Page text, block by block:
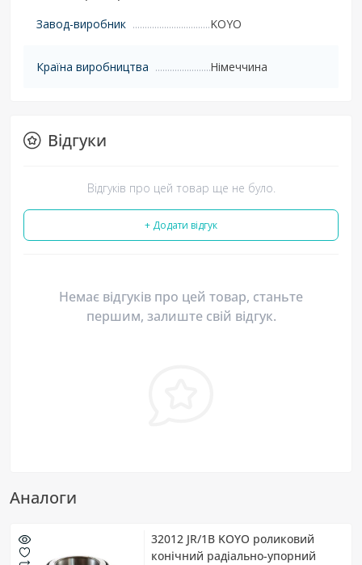
Завод-виробник
KOYO
Країна виробництва Німеччина
Відгуки
Відгуків про цей товар ще не було.
+ Додати відгук
Немає відгуків про цей товар, станьте
першим, залиште свій відгук.
Аналоги
32012 JR/1B KOYO роликовий
конічний радіально-упорний